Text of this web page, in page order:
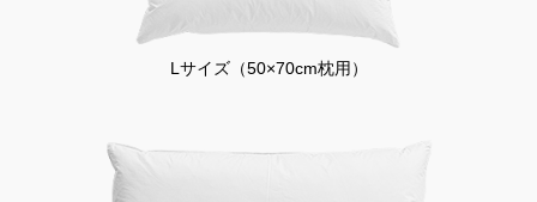
Lサイズ（50×70cm枕用）